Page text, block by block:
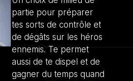
partie pour préparer
tes sorts de contrôle et
de dégâts sur les héros
ennemis. Te permet
aussi de te dispel et de
gagner du temps quand